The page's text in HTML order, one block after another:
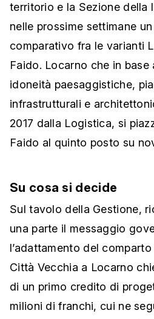
territorio e la Sezione della
nelle prossime settimane
comparativo fra le varianti
Faido. Locarno che in base
idoneità paesaggistiche,
infrastrutturali e
2017 dalla Logistica, si
Faido al quinto posto su
Su cosa si decide
Sul tavolo della Gestione,
una parte il messaggio
l’adattamento del
Città Vecchia a Locarno
di un primo credito di
milioni di franchi, cui ne